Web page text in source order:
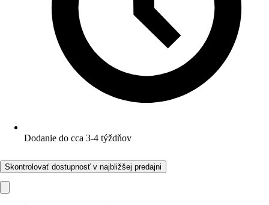
Dodanie do cca 3-4 týždňov
Skontrolovať dostupnosť v najbližšej predajni